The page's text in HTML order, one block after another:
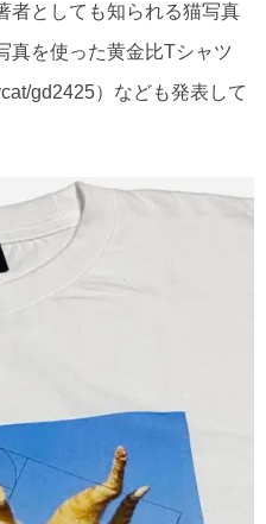
者としても知られる猫写真
真を使った黄金比Tシャツ
gd2425）なども発表して